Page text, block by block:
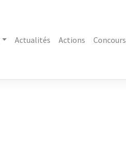
Actualités Actions Concours